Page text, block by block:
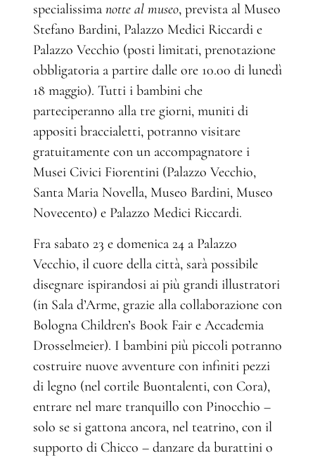
specialissima notte al museo, prevista al Museo
Stefano Bardini, Palazzo Medici Riccardi e
Palazzo Vecchio (posti limitati, prenotazione
obbligatoria a partire dalle ore 10.00 di lunedì
18 maggio). Tutti i bambini che
parteciperanno alla tre giorni, muniti di
appositi braccialetti, potranno visitare
gratuitamente con un accompagnatore i
Musei Civici Fiorentini (Palazzo Vecchio,
Santa Maria Novella, Museo Bardini, Museo
Novecento) e Palazzo Medici Riccardi.
Fra sabato 23 e domenica 24 a Palazzo
Vecchio, il cuore della città, sarà possibile
disegnare ispirandosi ai più grandi illustratori
(in Sala d’Arme, grazie alla collaborazione con
Bologna Children’s Book Fair e Accademia
Drosselmeier). I bambini più piccoli potranno
costruire nuove avventure con infiniti pezzi
di legno (nel cortile Buontalenti, con Cora),
entrare nel mare tranquillo con Pinocchio –
solo se si gattona ancora, nel teatrino, con il
supporto di Chicco – danzare da burattini o